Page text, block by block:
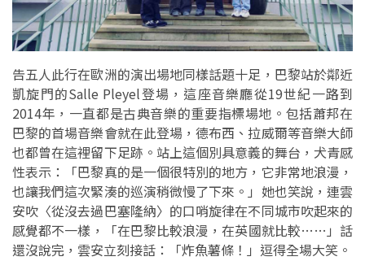
告五人此行在歐洲的演出場地同樣話題十足，巴黎站於鄰近
凱旋門的Salle Pleyel登場，這座音樂廳從19世紀一路到
2014年，一直都是古典音樂的重要指標場地。包括蕭邦在
巴黎的首場音樂會就在此登場，德布西、拉威爾等音樂大師
也都曾在這裡留下足跡。站上這個別具意義的舞台，犬青感
性表示：「巴黎真的是一個很特別的地方，它非常地浪漫，
也讓我們這次緊湊的巡演稍微慢了下來。」她也笑說，連雲
安吹〈從沒去過巴塞隆納〉的口哨旋律在不同城市吹起來的
感覺都不一樣，「在巴黎比較浪漫，在英國就比較……」話
還沒說完，雲安立刻接話：「炸魚薯條！」逗得全場大笑。